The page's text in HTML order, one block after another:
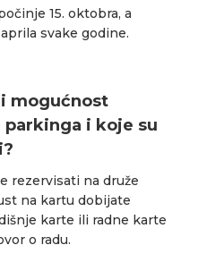
15. oktobra, a
aprila svake godine.
mogućnost
i koje su
rezervisati na druže
na kartu dobijate
karte ili radne karte
o radu.